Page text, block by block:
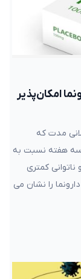
امکان‌پذیر
مدت که
سه هفته نسبت به
ناتوانی کمتری
را نشان می